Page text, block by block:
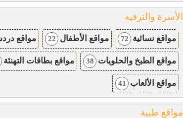
الأسرة والترفيه
مواقع نسائية 72 مواقع الأطفال 22 مواقع
مواقع الطبخ والحلويات 38 مواقع بطاقات التهنئة
مواقع الألعاب 41
مواقع طبية